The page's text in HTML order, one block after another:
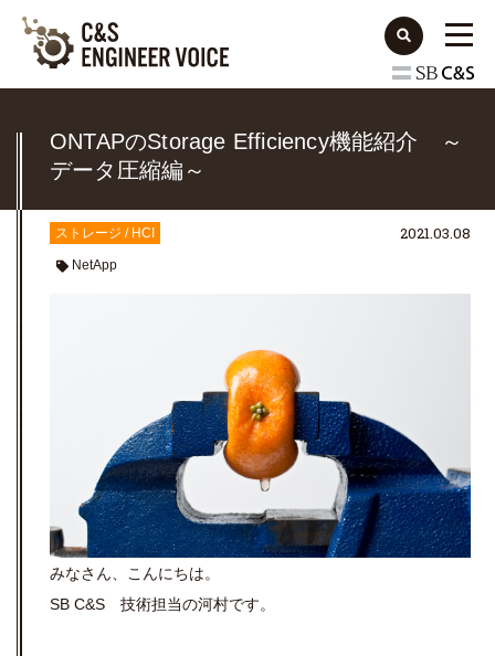
ONTAPのStorage Efficiency機能紹介 ～
データ圧縮編～
ストレージ / HCI
NetApp
2021.03.08
みなさん、こんにちは。
SB C&S 技術担当の河村です。